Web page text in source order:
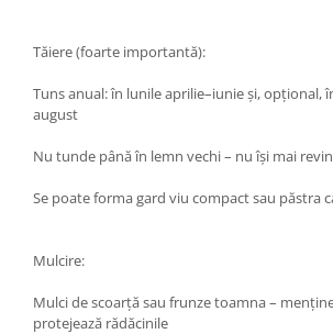
Tăiere (foarte importantă):
Tuns anual: în lunile aprilie–iunie și, opțional,
august
Nu tunde până în lemn vechi – nu își mai
Se poate forma gard viu compact sau păstra
Mulcire:
Mulci de scoarță sau frunze toamna –
protejează rădăcinile